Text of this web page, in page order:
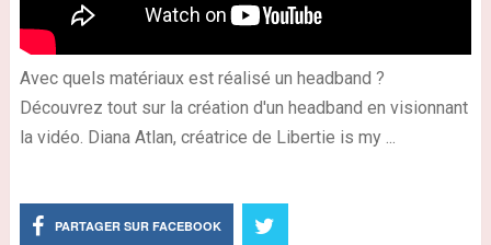
Avec quels matériaux est réalisé un headband ?
Découvrez tout sur la création d'un headband en visionnant
la vidéo. Diana Atlan, créatrice de Libertie is my ...
PARTAGER SUR FACEBOOK